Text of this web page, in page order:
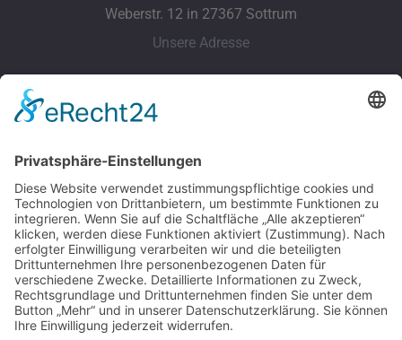
Weberstr. 12 in 27367 Sottrum
Unsere Adresse
Unsere E-Mail
Telefon: +49 (0) 4264 - 50 60 218
Unser Telefon